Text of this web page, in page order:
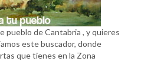
pueblo de Cantabria , y quieres
este buscador, donde
que tienes en la Zona